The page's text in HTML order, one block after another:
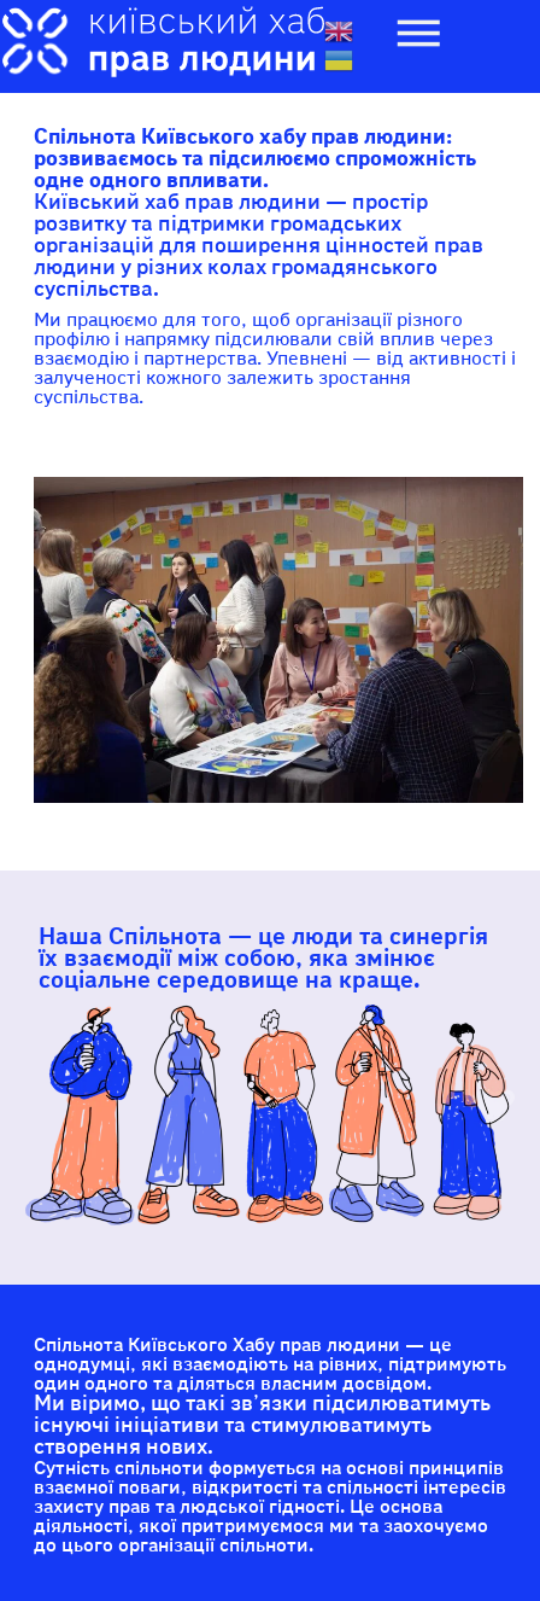
вмісту
Спільнота Київського хабу прав людини:
розвиваємось та підсилюємо спроможність
одне одного впливати.
Київський хаб прав людини — простір
розвитку та підтримки громадських
організацій для поширення цінностей прав
людини у різних колах громадянського
суспільства.
Ми працюємо для того, щоб організації різного
профілю і напрямку підсилювали свій вплив через
взаємодію і партнерства. Упевнені — від активності і
залученості кожного залежить зростання
суспільства.
Наша Спільнота — це люди та синергія
їх взаємодії між собою, яка змінює
соціальне середовище на краще.
Спільнота Київського Хабу прав людини — це
однодумці, які взаємодіють на рівних, підтримують
один одного та діляться власним досвідом.
Ми віримо, що такі звʼязки підсилюватимуть
існуючі ініціативи та стимулюватимуть
створення нових.
Сутність спільноти формується на основі принципів
взаємної поваги, відкритості та спільності інтересів
захисту прав та людської гідності. Це основа
діяльності, якої притримуємося ми та заохочуємо
до цього організації спільноти.